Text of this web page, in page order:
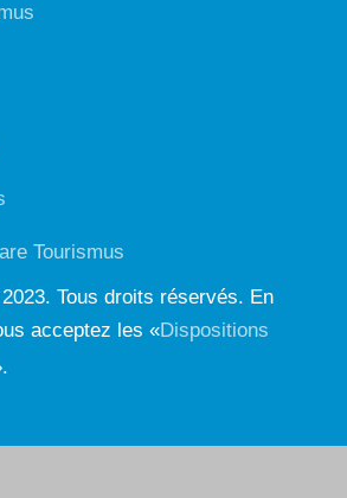
Tourismus
Tous droits réservés. En
acceptez les «Dispositions